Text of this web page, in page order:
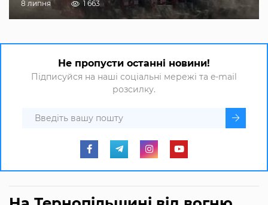
8 липня 1 663
Не пропусти останні новини!
Підписуйся на наші соціальні мережі та e-mail
розсилку.